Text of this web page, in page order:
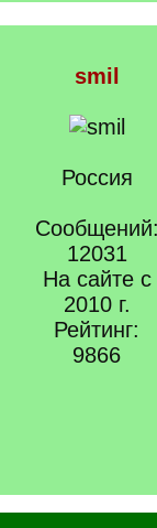
smil
Россия
Сообщений:
12031
На сайте с
2010 г.
Рейтинг:
9866